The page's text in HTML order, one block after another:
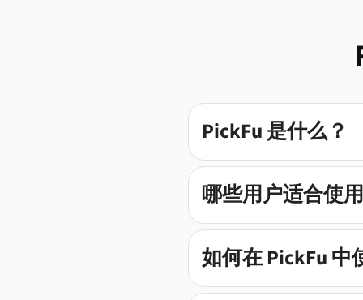
PickFu 是什么？
哪些用户适合使
如何在 PickFu 中